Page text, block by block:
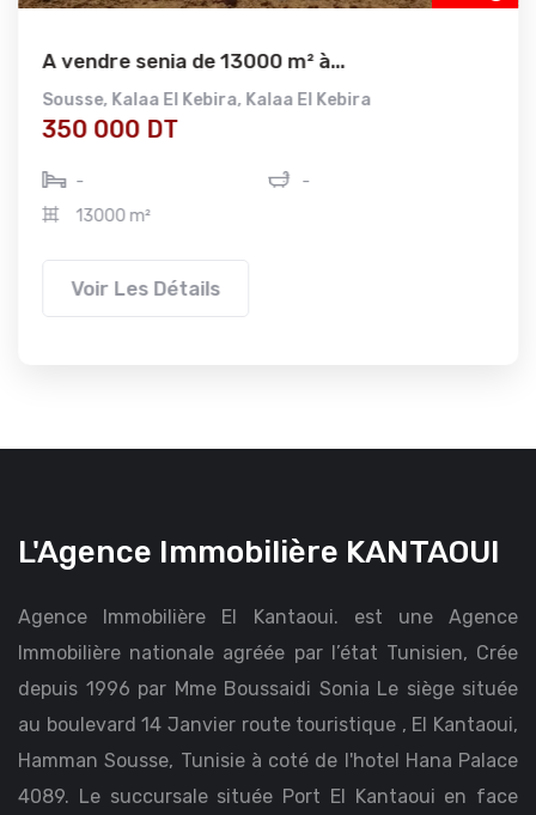
A vendre senia de 13000 m² à...
Sousse, Kalaa El Kebira, Kalaa El Kebira
350 000 DT
-
-
13000 m²
Voir Les Détails
L'Agence Immobilière KANTAOUI
Agence Immobilière El Kantaoui. est une Agence
Immobilière nationale agréée par l’état Tunisien, Crée
depuis 1996 par Mme Boussaidi Sonia Le siège située
au boulevard 14 Janvier route touristique , El Kantaoui,
Hamman Sousse, Tunisie à coté de l'hotel Hana Palace
4089. Le succursale située Port El Kantaoui en face